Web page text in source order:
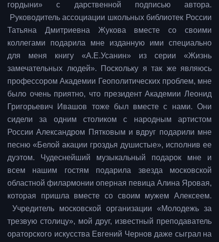
гордыни» с дарственной подписью автора.
Руководитель ассоциации школьных библиотек России
Татьяна Дмитриевна Жукова вместе со своими
коллегами подарила мне изданную ими специально
для меня книгу «А.Е.Усанин» из серии «Жизнь
замечательных людей». Поскольку я так же являюсь
профессором Академии Геополитических проблем, мне
было очень приятно, что президент Академии Леонид
Григорьевич Ивашов тоже был вместе с нами. Они
сидели за одним столиком с народным артистом
России Александром Пятковым и вдруг подарили мне
песню «Белой акации гроздья душистые», исполнив ее
дуэтом. Чудеснейший музыкальный подарок мне и
всем нашим гостям подарила звезда московской
областной филармонии оперная певица Алина Яровая,
которая пришла вместе со своим мужем Алексеем.
Учредитель московской организации «Молодежь за
трезвую столицу», мой друг, известный преподаватель
ораторского искусства Евгений Чернов даже сыграл на